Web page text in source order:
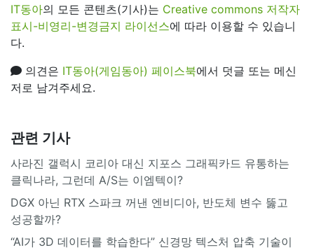
IT동아의 모든 콘텐츠(기사)는 Creative commons 저작자
표시-비영리-변경금지 라이선스에 따라 이용할 수 있습니
다.
의견은 IT동아(게임동아) 페이스북에서 덧글 또는 메신
저로 남겨주세요.
관련 기사
사라진 갤럭시 코리아 대신 지포스 그래픽카드 유통하는
클릭나라, 그런데 A/S는 이엠텍이?
DGX 아닌 RTX 스파크 꺼낸 엔비디아, 반도체 변수 뚫고
성공할까?
“AI가 3D 데이터를 학습한다” 신경망 텍스처 압축 기술이